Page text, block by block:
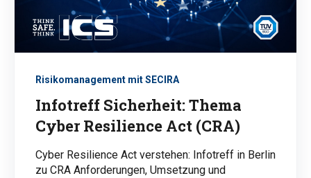
Risikomanagement mit SECIRA
Infotreff Sicherheit: Thema
Cyber Resilience Act (CRA)
Cyber Resilience Act verstehen: Infotreff in Berlin
zu CRA Anforderungen, Umsetzung und